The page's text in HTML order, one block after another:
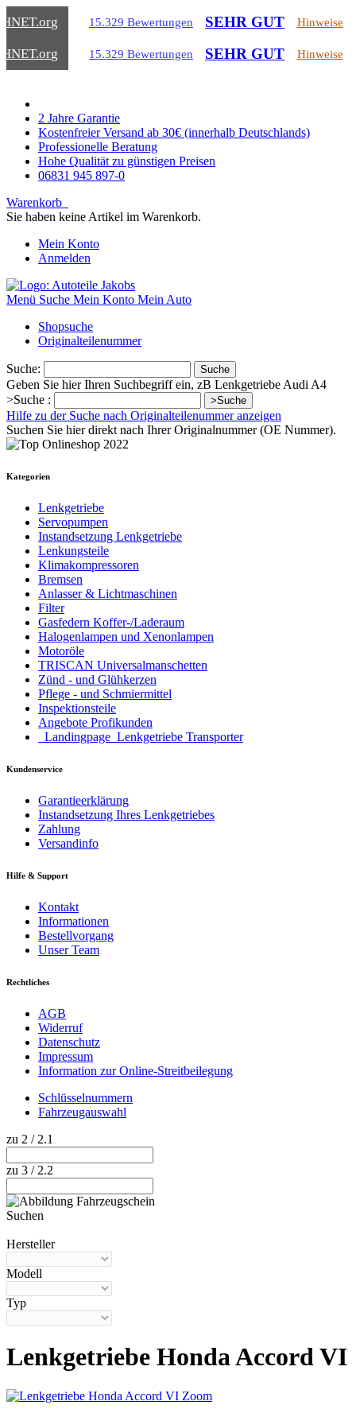
.org 15.329 Bewertungen SEHR GUT Hinweise
.org 15.329 Bewertungen SEHR GUT Hinweise
2 Jahre Garantie
Kostenfreier Versand ab 30€ (innerhalb Deutschlands)
Professionelle Beratung
Hohe Qualität zu günstigen Preisen
06831 945 897-0
Warenkorb
Sie haben keine Artikel im Warenkorb.
Mein Konto
Anmelden
Menü Suche Mein Konto Mein Auto
Shopsuche
Originalteilenummer
Suche: Suche
Geben Sie hier Ihren Suchbegriff ein, zB Lenkgetriebe Audi A4
>Suche :
>Suche
Hilfe zu der Suche nach Originalteilenummer anzeigen
Suchen Sie hier direkt nach Ihrer Originalnummer (OE Nummer).
Kategorien
Lenkgetriebe
Servopumpen
Instandsetzung Lenkgetriebe
Lenkungsteile
Klimakompressoren
Bremsen
Anlasser & Lichtmaschinen
Filter
Gasfedern Koffer-/Laderaum
Halogenlampen und Xenonlampen
Motoröle
TRISCAN Universalmanschetten
Zünd - und Glühkerzen
Pflege - und Schmiermittel
Inspektionsteile
Angebote Profikunden
_Landingpage_Lenkgetriebe Transporter
Kundenservice
Garantieerklärung
Instandsetzung Ihres Lenkgetriebes
Zahlung
Versandinfo
Hilfe & Support
Kontakt
Informationen
Bestellvorgang
Unser Team
Rechtliches
AGB
Widerruf
Datenschutz
Impressum
Information zur Online-Streitbeilegung
Schlüsselnummern
Fahrzeugauswahl
zu 2 / 2.1
zu 3 / 2.2
Suchen
Hersteller
Modell
Typ
Lenkgetriebe Honda Accord VI
Zoom